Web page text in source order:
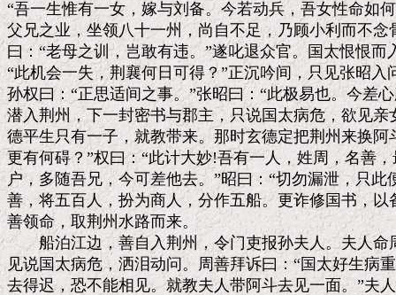
“吾一生惟有一女，嫁与刘备。今若动兵，吾女性命如
父兄之业，坐领八十一州，尚自不足，乃顾小利而不念
曰：“老母之训，岂敢有违。”遂叱退众官。国太恨恨
“此机会一失，荆襄何日可得？”正沉吟间，只见张昭入
孙权曰：“正思适间之事。”张昭曰：“此极易也。今差
潜入荆州，下一封密书与郡主，只说国太病危，欲见
德平生只有一子，就教带来。那时玄德定把荆州来换
更有何碍？”权曰：“此计大妙!吾有一人，姓周，名善
户，多随吾兄，今可差他去。”昭曰：“切勿漏泄，只此
善，将五百人，扮为商人，分作五船。更诈修国书，
善领命，取荆州水路而来。
船泊江边，善自入荆州，令门吏报孙夫人。夫人命
见说国太病危，洒泪动问。周善拜诉曰：“国太好生病
去得迟，恐不能相见。就教夫人带阿斗去见一面。”夫